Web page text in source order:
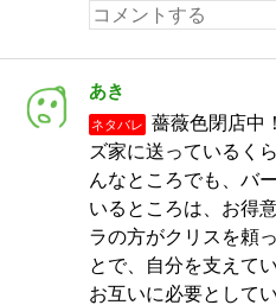
あき
ネタバレ
薔薇色閉店中
ズ家に送っているく
んなところでも、バ
いるところは、お得
ラの方がクリスを頼
とで、自分を支えて
お互いに必要として